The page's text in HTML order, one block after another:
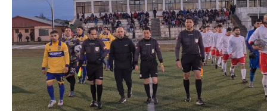
GALERIA DE FOTOS
APP MÓVIL
TRANSPARENCIA